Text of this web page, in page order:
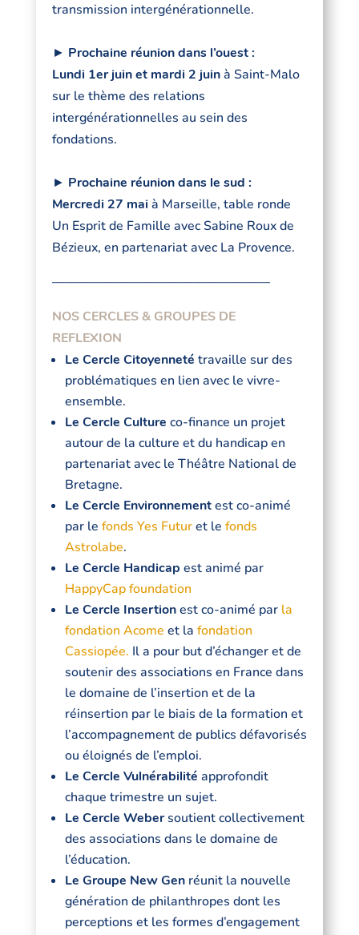
transmission intergénérationnelle.
► Prochaine réunion dans l’ouest :
Lundi 1er juin et mardi 2 juinà Saint-Malo
sur le thème des relations
intergénérationnelles au sein des
fondations.
► Prochaine réunion dans le sud :
Mercredi 27 maià Marseille, table ronde
Un Esprit de Famille avec Sabine Roux de
Bézieux, en partenariat avec La Provence.
—————————————————
NOS CERCLES & GROUPES DE
REFLEXION
Le Cercle Citoyenneté travaille sur des
problématiques en lien avec le vivre-
ensemble.
Le Cercle Culture co-finance un projet
autour de la culture et du handicap en
partenariat avec le Théâtre National de
Bretagne.
Le Cercle Environnementest co-animé
par le fonds Yes Futuret le fonds
Astrolabe.
Le Cercle Handicap est animé par
HappyCap foundation
Le Cercle Insertionest co-animé par la
fondation Acome et la fondation
Cassiopée. Il a pour but d’échanger et de
soutenir des associations en France dans
le domaine de l’insertion et de la
réinsertion par le biais de la formation et
l’accompagnement de publics défavorisés
ou éloignés de l’emploi.
Le Cercle Vulnérabilité approfondit
chaque trimestre un sujet.
Le Cercle Webersoutient collectivement
des associations dans le domaine de
l’éducation.
Le Groupe New Gen réunit la nouvelle
génération de philanthropes dont les
perceptions et les formes d’engagement